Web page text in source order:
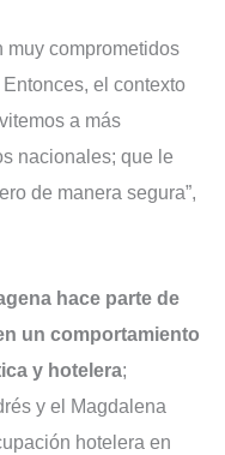
muy comprometidos
el contexto
a más
nacionales; que le
de manera segura”,
hace parte de
un comportamiento
y hotelera;
y el Magdalena
hotelera en